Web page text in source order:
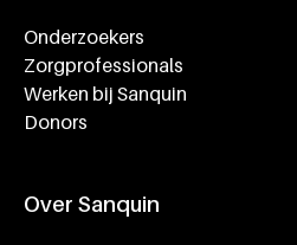
Onderzoekers
Zorgprofessionals
Werken bij Sanquin
Donors
Over Sanquin